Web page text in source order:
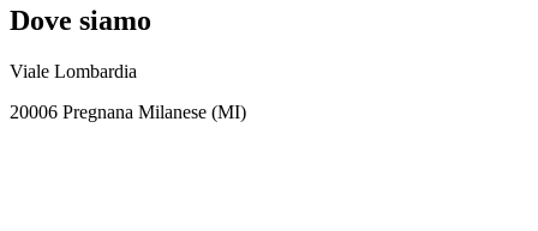
Dove siamo
Viale Lombardia
20006 Pregnana Milanese (MI)